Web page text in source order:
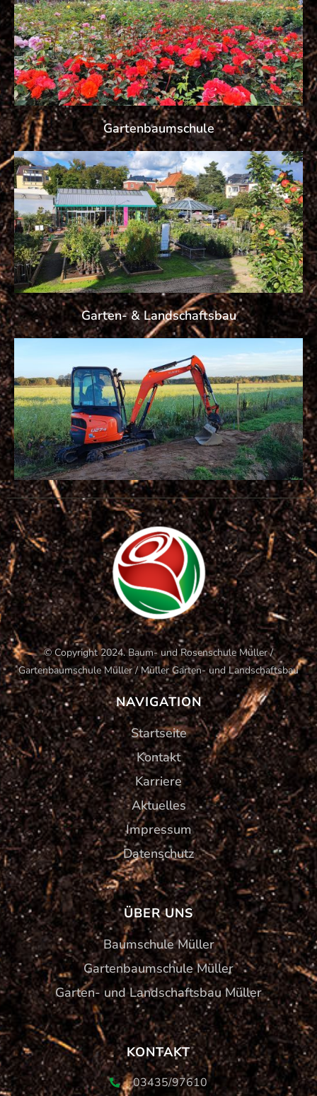
Gartenbaumschule
Garten- & Landschaftsbau
© Copyright 2024. Baum- und Rosenschule Müller /
Gartenbaumschule Müller / Müller Garten- und Landschaftsbau
NAVIGATION
Startseite
Kontakt
Karriere
Aktuelles
Impressum
Datenschutz
ÜBER UNS
Baumschule Müller
Gartenbaumschule Müller
Garten- und Landschaftsbau Müller
KONTAKT
03435/97610